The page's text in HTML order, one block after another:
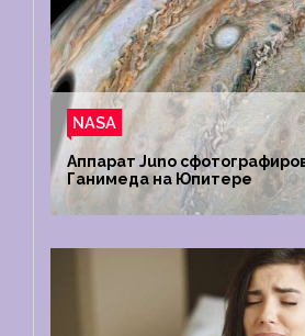
NASA
Аппарат Juno
Ганимеда на Юпитере